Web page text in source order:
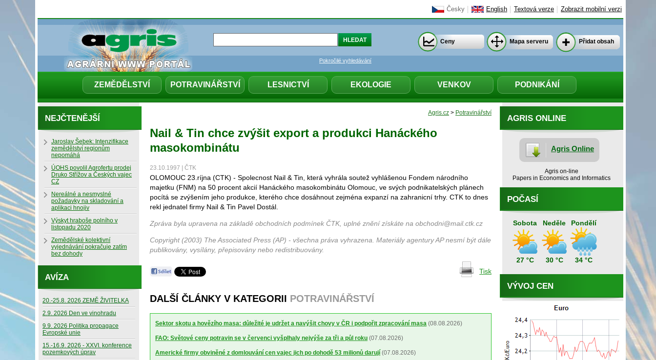
Česky English Textová verze Zobrazit mobilní verzi
ZEMĚDĚLSTVÍ POTRAVINÁŘSTVÍ LESNICTVÍ EKOLOGIE VENKOV PODNIKÁNÍ
Pokročilé vyhledávání
Ceny Mapa serveru Přidat obsah
Agris.cz > Potravinářství
Nail & Tin chce zvýšit export a produkci Hanáckého
masokombinátu
23.10.1997 | ČTK
OLOMOUC 23.ríjna (CTK) - Spolecnost Nail & Tin, která vyhrála soutež vyhlášenou Fondem národního
majetku (FNM) na 50 procent akcií Hanáckého masokombinátu Olomouc, ve svých podnikatelských plánech
pocítá se zvýšením jeho produkce, kterého chce dosáhnout zejména expanzí na zahranicní trhy. CTK to dnes
rekl jednatel firmy Nail & Tin Pavel Dostál.
Zpráva byla upravena na základě obchodních podmínek ČTK, uplné znění získáte na obchodni@mail.ctk.cz
Copyright (2003) The Associated Press (AP) - všechna práva vyhrazena. Materiály agentury AP nesmí být dále
publikovány, vysílány, přepisovány nebo redistribuovány.
Tisk
DALŠÍ ČLÁNKY V KATEGORII POTRAVINÁŘSTVÍ
Sektor skotu a hovězího masa: důležité je udržet a navýšit chovy v ČR i podpořit zpracování masa (08.08.2026)
FAO: Světové ceny potravin se v červenci vyšplhaly nejvýše za tři a půl roku (07.08.2026)
Americké firmy obviněné z domlouvání cen vajec jich po dohodě 53 milionů darují (07.08.2026)
AGRIS ONLINE
Agris Online
Agris on-line
Papers in Economics and Informatics
POČASÍ
Sobota
27 °C
Neděle
30 °C
Pondělí
34 °C
VÝVOJ CEN
NEJČTENĚJŠÍ
Jaroslav Šebek: Intenzifikace
zemědělství regionům
nepomáhá
ÚOHS povolil Agrofertu prodej
Druko Střížov a Českých vajec
CZ
Nereálné a nesmyslné
požadavky na skladování a
aplikaci hnojiv
Výskyt hraboše polního v
listopadu 2020
Zemědělské kolektivní
vyjednávání pokračuje zatím
bez dohody
AVÍZA
20.-25.8. 2026 ZEMĚ ŽIVITELKA
2.9. 2026 Den ve vinohradu
9.9. 2026 Politika propagace
Evropské unie
15.-16.9. 2026 - XXVI. konference
pozemkových úprav